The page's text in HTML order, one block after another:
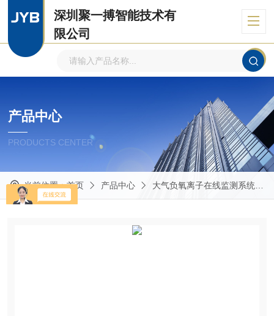
深圳聚一搏智能技术有
限公司
产品中心
PRODUCTS CENTER
当前位置：首页 产品中心 大气负氧离子在线监测系统